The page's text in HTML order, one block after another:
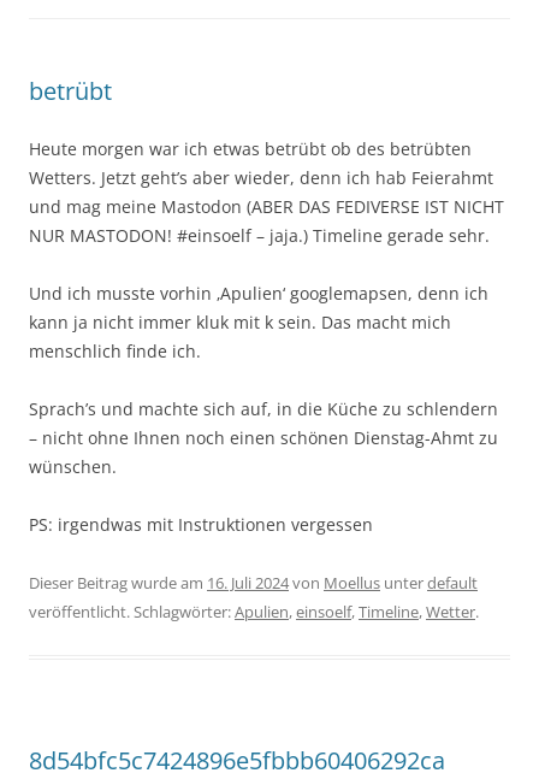
betrübt
Heute morgen war ich etwas betrübt ob des betrübten
Wetters. Jetzt geht’s aber wieder, denn ich hab Feierahmt
und mag meine Mastodon (ABER DAS FEDIVERSE IST NICHT
NUR MASTODON! #einsoelf – jaja.) Timeline gerade sehr.
Und ich musste vorhin ‚Apulien‘ googlemapsen, denn ich
kann ja nicht immer kluk mit k sein. Das macht mich
menschlich finde ich.
Sprach’s und machte sich auf, in die Küche zu schlendern
– nicht ohne Ihnen noch einen schönen Dienstag-Ahmt zu
wünschen.
PS: irgendwas mit Instruktionen vergessen
Dieser Beitrag wurde am 16. Juli 2024von Moellus unterdefault
veröffentlicht. Schlagwörter:Apulien,einsoelf,Timeline,Wetter.
8d54bfc5c7424896e5fbbb60406292ca